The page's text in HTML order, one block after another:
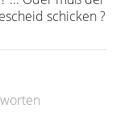
schicken ?